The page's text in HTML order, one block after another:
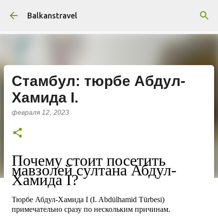
К основному контенту
Balkanstravel
Стамбул: тюрбе Абдул-
Хамида I.
февраля 12, 2023
Почему стоит посетить
мавзолей султана Абдул-
Хамида I?
Тюрбе Абдул-Хамида I (I. Abdülhamid Türbesi)
примечательно сразу по нескольким причинам.